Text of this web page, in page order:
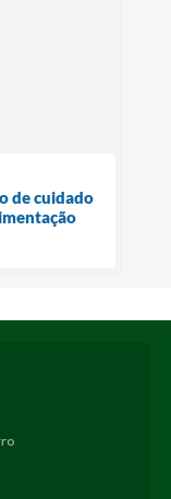
de cuidado